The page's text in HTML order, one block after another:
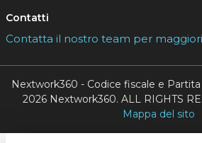
Contatti
Contatta il nostro team per
Nextwork360 - Codice fiscale e
2026 Nextwork360. ALL RIGHTS
Mappa del sito